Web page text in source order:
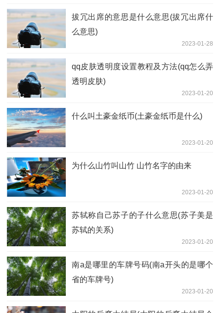
拔冗出席的意思是什么意思(拔冗出席什
么意思)
2023-01-28
qq皮肤透明度设置教程及方法(qq怎么弄
透明皮肤)
2023-01-20
什么叫土豪金纸币(土豪金纸币是什么)
2023-01-20
为什么山竹叫山竹 山竹名字的由来
2023-01-20
苏轼称自己苏子的子什么意思(苏子美是
苏轼的关系)
2023-01-20
南a是哪里的车牌号码(南a开头的是哪个
省的车牌号)
2023-01-20